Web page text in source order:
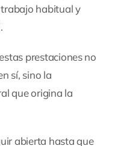
habitual y
prestaciones no
sí, sino la
que origina la
abierta hasta que